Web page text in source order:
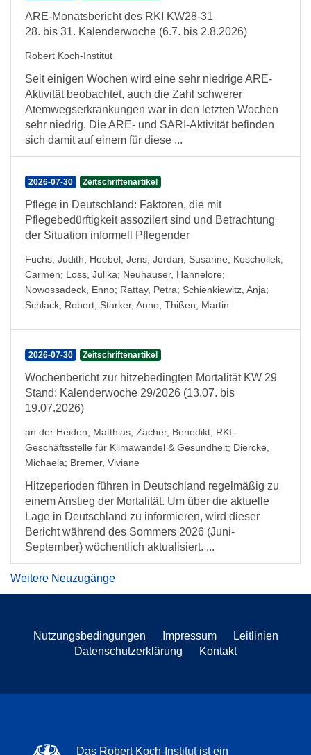
ARE-Monatsbericht des RKI KW28-31
28. bis 31. Kalenderwoche (6.7. bis 2.8.2026)
Robert Koch-Institut
Seit einigen Wochen wird eine sehr niedrige ARE-
Aktivität beobachtet, auch die Zahl schwerer
Atemwegserkrankungen war in den letzten Wochen
sehr niedrig. Die ARE- und SARI-Aktivität befinden
sich damit auf einem für diese ...
2026-07-30 Zeitschriftenartikel
Pflege in Deutschland: Faktoren, die mit
Pflegebedürftigkeit assoziiert sind und Betrachtung
der Situation informell Pflegender
Fuchs, Judith; Hoebel, Jens; Jordan, Susanne; Koschollek,
Carmen; Loss, Julika; Neuhauser, Hannelore;
Nowossadeck, Enno; Rattay, Petra; Schienkiewitz, Anja;
Schlack, Robert; Starker, Anne; Thißen, Martin
2026-07-30 Zeitschriftenartikel
Wochenbericht zur hitzebedingten Mortalität KW 29
Stand: Kalenderwoche 29/2026 (13.07. bis
19.07.2026)
an der Heiden, Matthias; Zacher, Benedikt; RKI-
Geschäftsstelle für Klimawandel & Gesundheit; Diercke,
Michaela; Bremer, Viviane
Hitzeperioden führen in Deutschland regelmäßig zu
einem Anstieg der Mortalität. Um über die aktuelle
Lage in Deutschland zu informieren, wird dieser
Bericht während des Sommers 2026 (Juni-
September) wöchentlich aktualisiert. ...
Weitere Neuzugänge
Nutzungsbedingungen Impressum
Leitlinien
Datenschutzerklärung
Kontakt
Das Robert Koch-Institut ist ein